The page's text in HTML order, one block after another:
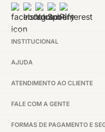
INSTITUCIONAL
AJUDA
ATENDIMENTO AO CLIENTE
FALE COM A GENTE
FORMAS DE PAGAMENTO E